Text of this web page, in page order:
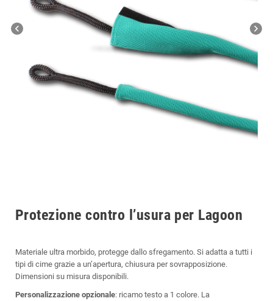
chevron_left chevron_right
Protezione contro l’usura per Lagoon
Materiale ultra morbido, protegge dallo sfregamento. Si adatta a tutti i
tipi di cime grazie a un’apertura, chiusura per sovrapposizione.
Dimensioni su misura disponibili.
Personalizzazione opzionale: ricamo testo a 1 colore. La